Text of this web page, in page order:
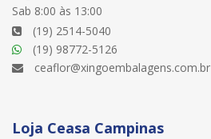
Sab 8:00 às 13:00
(19) 2514-5040
(19) 98772-5126
ceaflor@xingoembalagens.com.br
Loja Ceasa Campinas